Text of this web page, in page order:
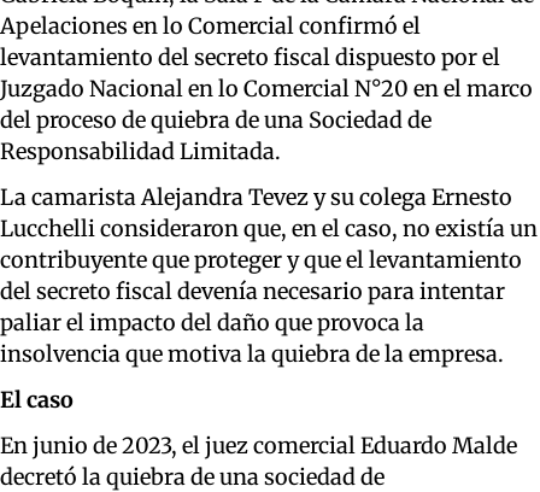
Apelaciones en lo Comercial confirmó el
levantamiento del secreto fiscal dispuesto por el
Juzgado Nacional en lo Comercial N°20 en el marco
del proceso de quiebra de una Sociedad de
Responsabilidad Limitada.
La camarista Alejandra Tevez y su colega Ernesto
Lucchelli consideraron que, en el caso, no existía un
contribuyente que proteger y que el levantamiento
del secreto fiscal devenía necesario para intentar
paliar el impacto del daño que provoca la
insolvencia que motiva la quiebra de la empresa.
El caso
En junio de 2023, el juez comercial Eduardo Malde
decretó la quiebra de una sociedad de